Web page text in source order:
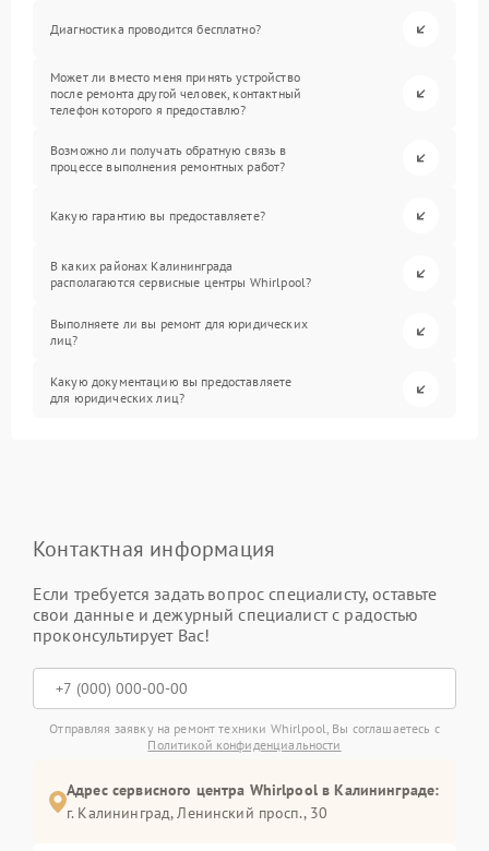
Диагностика проводится бесплатно?
Может ли вместо меня принять устройство
после ремонта другой человек, контактный
телефон которого я предоставлю?
Возможно ли получать обратную связь в
процессе выполнения ремонтных работ?
Какую гарантию вы предоставляете?
В каких районах Калининграда
располагаются сервисные центры Whirlpool?
Выполняете ли вы ремонт для юридических
лиц?
Какую документацию вы предоставляете
для юридических лиц?
Контактная информация
Если требуется задать вопрос специалисту, оставьте
свои данные и дежурный специалист с радостью
проконсультирует Вас!
Отправляя заявку на ремонт техники Whirlpool, Вы соглашаетесь с
Политикой конфиденциальности
Адрес сервисного центра Whirlpool в Калининграде:
г. Калининград, Ленинский просп., 30